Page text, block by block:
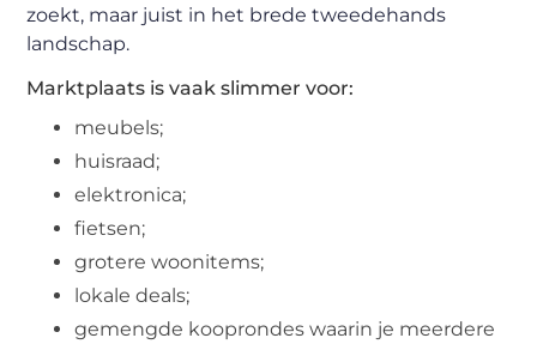
zoekt, maar juist in het brede tweedehands
landschap.
Marktplaats is vaak slimmer voor:
meubels;
huisraad;
elektronica;
fietsen;
grotere woonitems;
lokale deals;
gemengde kooprondes waarin je meerdere